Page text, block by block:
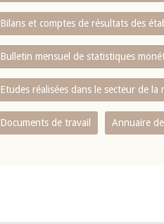
Bilans et comptes de résultats des
Bulletin mensuel de statistiques
Etudes réalisées dans le secteur de la
Documents de travail Annuaire